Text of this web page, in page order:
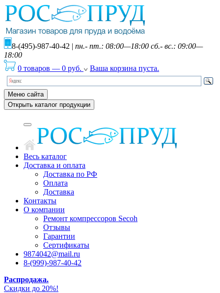
8-(495)-987-40-42 | пн.- пт.: 08:00—18:00 сб.- вс.: 09:00—
18:00
0 товаров — 0 руб. Ваша корзина пуста.
Меню сайта
Открыть каталог продукции
Весь каталог
Доставка и оплата
Доставка по РФ
Оплата
Доставка
Контакты
О компании
Ремонт компрессоров Secoh
Отзывы
Гарантии
Сертификаты
9874042@mail.ru
8-(999)-987-40-42
Распродажа.
Скидки до 20%!